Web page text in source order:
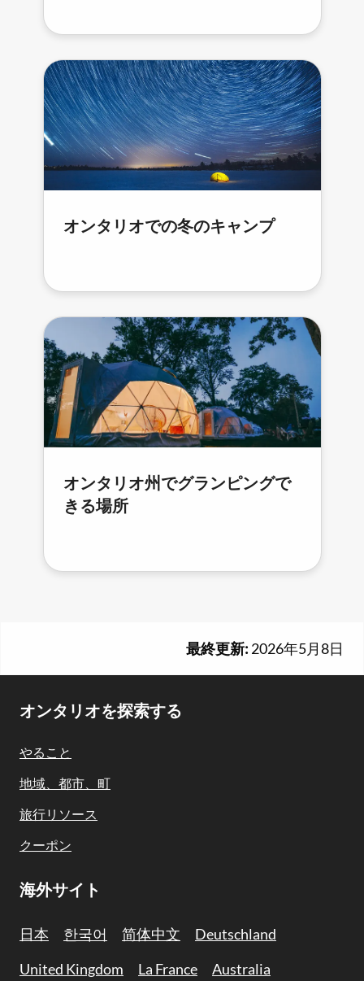
オンタリオでの冬のキャンプ
オンタリオ州でグランピングで
きる場所
最終更新: 2026年5月8日
Footer
Navigation
オンタリオを探索する
やること
地域、都市、町
旅行リソース
クーポン
海外サイト
日本 한국어 简体中文
Deutschland
United Kingdom
La France Australia